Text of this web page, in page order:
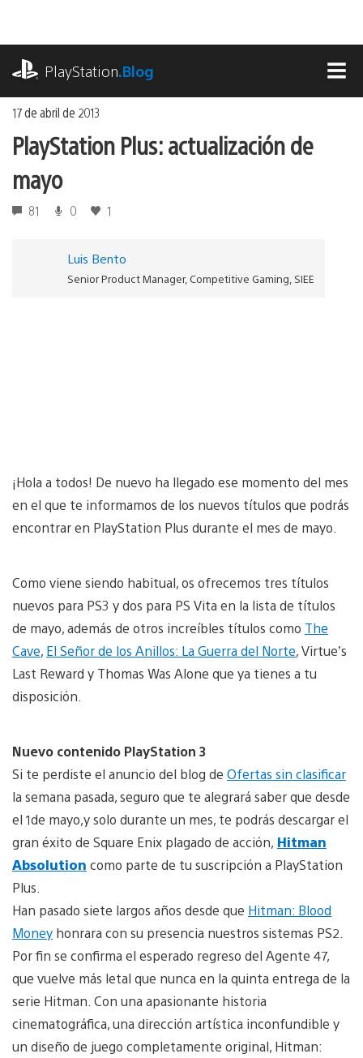
contenido
PlayStation.Blog
17 de abril de 2013
PlayStation Plus: actualización de
mayo
81 0 1
Luis Bento
Senior Product Manager, Competitive Gaming, SIEE
¡Hola a todos! De nuevo ha llegado ese momento del mes
en el que te informamos de los nuevos títulos que podrás
encontrar en PlayStation Plus durante el mes de mayo.
Como viene siendo habitual, os ofrecemos tres títulos
nuevos para PS3 y dos para PS Vita en la lista de títulos
de mayo, además de otros increíbles títulos como The
Cave, El Señor de los Anillos: La Guerra del Norte, Virtue’s
Last Reward y Thomas Was Alone que ya tienes a tu
disposición.
Nuevo contenido PlayStation 3
Si te perdiste el anuncio del blog de Ofertas sin clasificar
la semana pasada, seguro que te alegrará saber que desde
el 1de mayo,y solo durante un mes, te podrás descargar el
gran éxito de Square Enix plagado de acción, Hitman
Absolution como parte de tu suscripción a PlayStation
Plus.
Han pasado siete largos años desde que Hitman: Blood
Money honrara con su presencia nuestros sistemas PS2.
Por fin se confirma el esperado regreso del Agente 47,
que vuelve más letal que nunca en la quinta entrega de la
serie Hitman. Con una apasionante historia
cinematográfica, una dirección artística inconfundible y
un diseño de juego completamente original, Hitman: